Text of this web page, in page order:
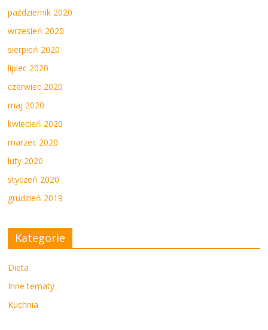
październik 2020
wrzesień 2020
sierpień 2020
lipiec 2020
czerwiec 2020
maj 2020
kwiecień 2020
marzec 2020
luty 2020
styczeń 2020
grudzień 2019
Kategorie
Dieta
Inne tematy
Kuchnia